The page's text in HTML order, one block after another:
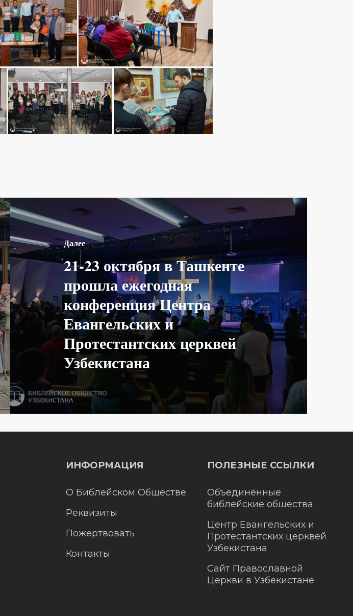
Далее
21-23 октября в Ташкенте
прошла ежегодная
конференция Центра
Евангельских и
Протестантских церквей
Узбекистана
ИНФОРМАЦИЯ
О Библейском Обществе
Реквизиты
Пожертвовать
Контакты
ПОЛЕЗНЫЕ ССЫЛКИ
Объединённые
библейские общества
Центр Евангельских и
Протестантских церквей
Узбекистана
Сайт Православной
Церкви в Узбекистане